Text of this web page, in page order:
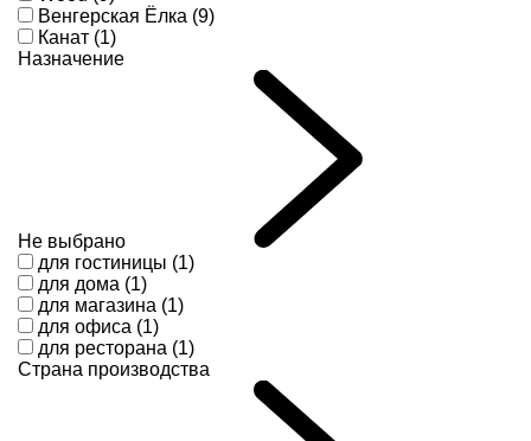
Венгерская Ёлка (9)
Канат (1)
Назначение
Не выбрано
для гостиницы (1)
для дома (1)
для магазина (1)
для офиса (1)
для ресторана (1)
Страна производства